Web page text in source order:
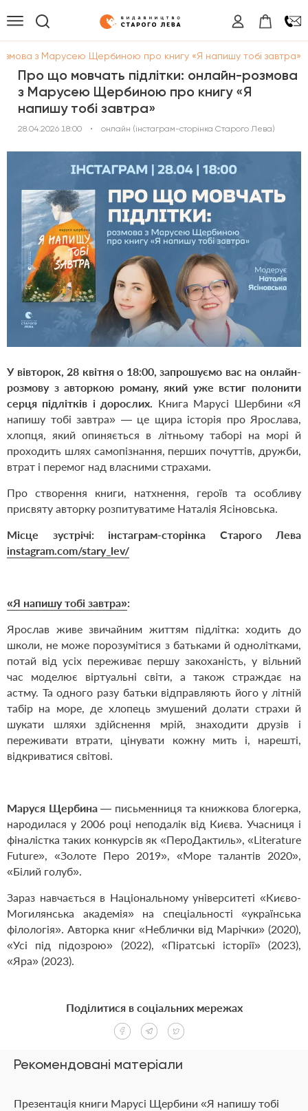
з Марусею Щербиною про книгу «Я напишу тобі завтра»
Про що мовчать підлітки: онлайн-розмова
з Марусею Щербиною про книгу «Я
напишу тобі завтра»
28.04.2026 18:00 • онлайн (інстаграм-сторінка Старого Лева)
У вівторок, 28 квітня о 18:00, запрошуємо вас на онлайн-
розмову з авторкою роману, який уже встиг полонити
серця підлітків і дорослих. Книга Марусі Шербини«Я
напишу тобі завтра» — це щира історія про Ярослава,
хлопця, який опиняється в літньому таборі на морі й
проходить шлях самопізнання, перших почуттів, дружби,
втрат і перемог над власними страхами.
Про створення книги, натхнення, героїв та особливу
присвяту авторку розпитуватиме Наталія Ясіновська.
Місце зустрічі: інстаграм-сторінка Старого Лева
instagram.com/stary_lev/
«Я напишу тобі завтра»:
Ярослав живе звичайним життям підлітка: ходить до
школи, не може порозумітися з батьками й однолітками,
потай від усіх переживає першу закоханість, у вільний
час моделює віртуальні світи, а також страждає на
астму. Та одного разу батьки відправляють його у літній
табір на море, де хлопець змушений долати страхи й
шукати шляхи здійснення мрій, знаходити друзів і
переживати втрати, цінувати кожну мить і, нарешті,
відкриватися світові.
Маруся Щербина— письменниця та книжкова блогерка,
народилася у 2006 році неподалік від Києва. Учасниця і
фіналістка таких конкурсів як «ПероДактиль», «Literature
Future», «Золоте Перо 2019», «Море талантів 2020»,
«Білий голуб».
Зараз навчається в Національному університеті «Києво-
Могилянська академія» на спеціальності «українська
філологія». Авторка книг «Неблички від Марічки» (2020),
«Усі під підозрою» (2022), «Піратські історії» (2023),
«Яра» (2023).
Рекомендовані матеріали
Презентація книги Марусі Щербини «Я напишу тобі
Поділитися в соціальних мережах